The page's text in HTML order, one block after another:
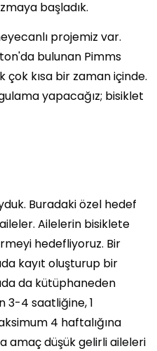
başladık.
projemiz var.
bulunan Pimms
kısa bir zaman içinde.
yapacağız; bisiklet
Buradaki özel hedef
Ailelerin bisiklete
hedefliyoruz. Bir
kayıt oluşturup bir
da kütüphaneden
3-4 saatliğine, 1
4 haftalığına
amaç düşük gelirli aileleri